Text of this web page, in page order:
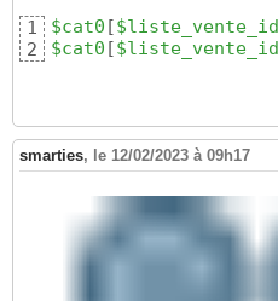
1
2
$cat0 [$liste_vente_id
$cat0 [$liste_vente_id
smarties, le 12/02/2023 à 09h17